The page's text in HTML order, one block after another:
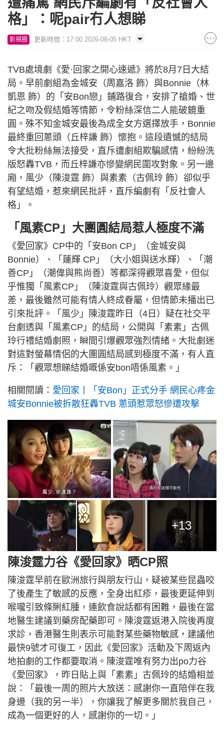
格」：呢pair冇人想睇
影視圈 更新時間：17:00 2026-08-05 HKT
TVB處境劇《愛·回家之開心速遞》將於8月7日大結
局。早前劇組為金城安（周嘉洛 飾）與Bonnie（林
凱恩 飾）的「安Bon戀」鋪路復合，安排了搶婚、世
紀之吻及假結婚等情節，令粉絲深信二人能破鏡重
圓。殊不知金城安最後為成全女方選擇放手，Bonnie
最終重回蔥頭（丘梓謙 飾）懷抱。這段遺憾的結局
令大批粉絲無法接受，直斥遭劇組欺騙感情，紛紛洗
版怒轟TVB，而丘梓謙亦慘變網民圍攻對象。另一邊
廂，風少（陳浚霆 飾）與素素（古佩玲 飾）卻似乎
有望結婚，惹來網民批評，直斥編劇有「反社會人
格」。
「風素CP」大團圓結局惹人極度不滿
《愛回家》CP中的「安Bon CP」（金城安與
Bonnie）、「蓮輝 CP」（大小姐與送水輝）、「潮
善CP」（潮偉與熊尚善）等都深得觀眾喜愛，但似
乎惟獨「風素CP」（陳浚霆與古佩玲）觀眾緣最
差，最後雖然可能有情人終成眷屬，但情節未播出已
引來批評。「風少」陳浚霆昨日（4日）疑在社交平
台劇透與「風素CP」的結局，公開與「素素」古佩
玲行禮結婚劇照，瞬間引爆觀眾強烈情緒。大批劇迷
對這對螢幕情侶的大團圓結局感到極度不滿，有人直
斥：「觀眾想睇結婚嘅係安bon唔係風素。」
相關閱讀： 愛回家丨「安Bon」正式分手 網民心疼金
城安Bonnie被拆散狂轟TVB 蔥頭惹眾怒慘遭攻擊
+13
陳浚霆力谷《愛回家》晒CP照
陳浚霆早前在歐洲旅行與朋友行山，疑被某些昆蟲咬
了後產生了敏感的反應，全身出紅疹，最後更延伸到
喉嚨引致條脷紅腫，連飲食說話都有困難，最後在當
地醫生建議到藥房配藥即可。陳浚霆返港入院後再度
求診，香港醫生則表示可能對某些藥物敏感，建議他
最快9號才可復工，因此《愛回家》活動及下周返內
地拍劇的工作都要取消。陳浚霆唯有努力出po力谷
《愛回家》，昨日貼上與「素素」古佩玲的結婚相並
說：「最後一周的照片大放送：感謝你一直陪伴在我
身邊（我的另一半），你讓我了解更多關於我自己，
成為一個更好的人，感謝你的一切。」